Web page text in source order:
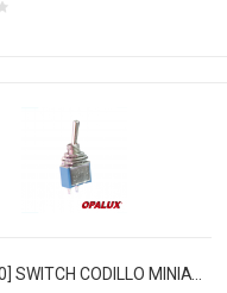
[EC-2510] SWITCH CODILLO MINIATURA 2PIN "PULSAR" 2GOLPES ON/OFF 3AMP 250VAC